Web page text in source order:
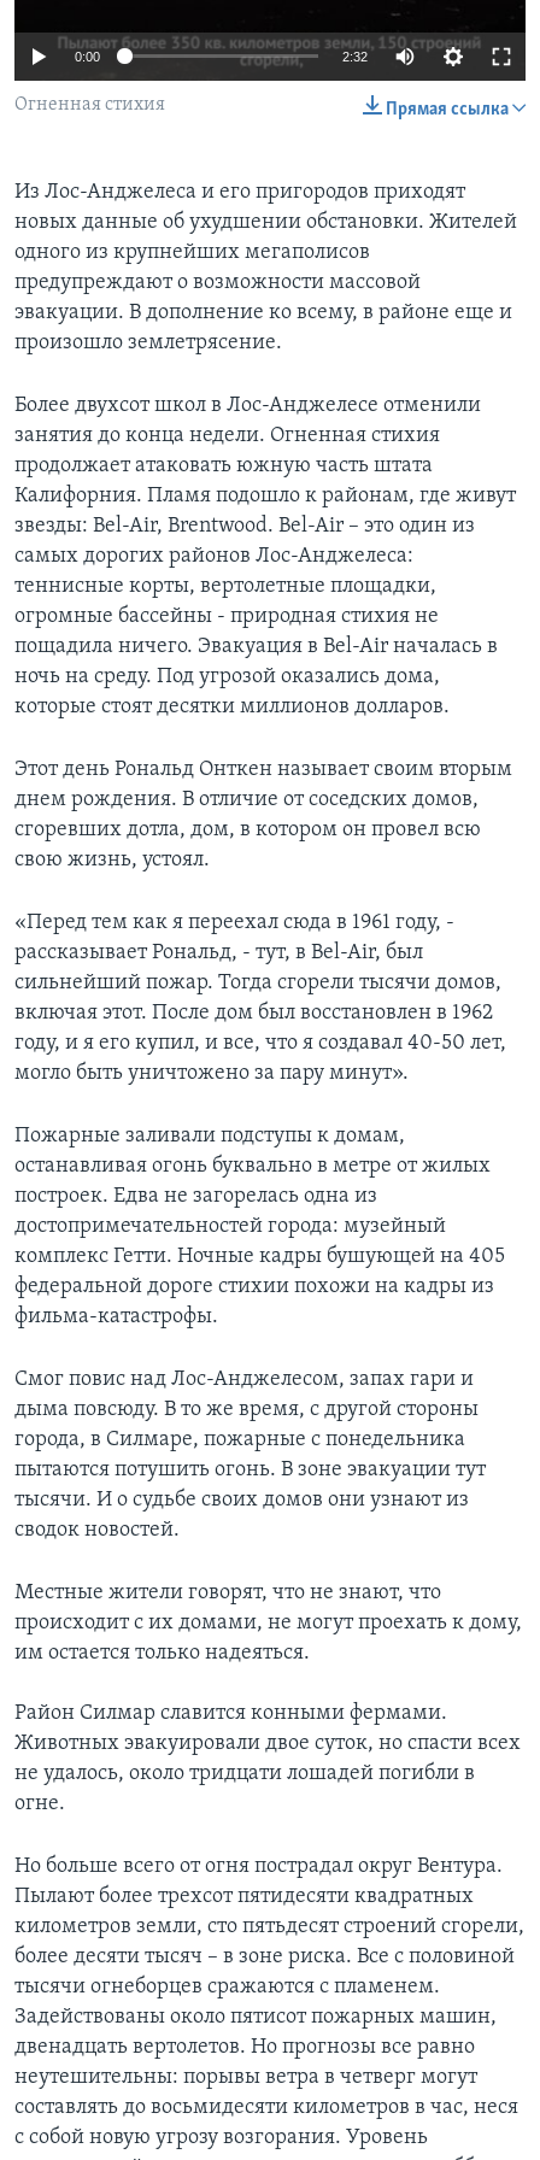
Learning English
СОЦИАЛЬНЫЕ СЕТИ
Языки
0:00 2:32
Прямая ссылка
Огненная стихия
Из Лос-Анджелеса и его пригородов приходят
новых данные об ухудшении обстановки. Жителей
одного из крупнейших мегаполисов
предупреждают о возможности массовой
эвакуации. В дополнение ко всему, в районе еще и
произошло землетрясение.
Более двухсот школ в Лос-Анджелесе отменили
занятия до конца недели. Огненная стихия
продолжает атаковать южную часть штата
Калифорния. Пламя подошло к районам, где живут
звезды: Bel-Air, Brentwood. Bel-Air – это один из
самых дорогих районов Лос-Анджелеса:
теннисные корты, вертолетные площадки,
огромные бассейны - природная стихия не
пощадила ничего. Эвакуация в Bel-Air началась в
ночь на среду. Под угрозой оказались дома,
которые стоят десятки миллионов долларов.
Этот день Рональд Онткен называет своим вторым
днем рождения. В отличие от соседских домов,
сгоревших дотла, дом, в котором он провел всю
свою жизнь, устоял.
«Перед тем как я переехал сюда в 1961 году, -
рассказывает Рональд, - тут, в Bel-Air, был
сильнейший пожар. Тогда сгорели тысячи домов,
включая этот. После дом был восстановлен в 1962
году, и я его купил, и все, что я создавал 40-50 лет,
могло быть уничтожено за пару минут».
Пожарные заливали подступы к домам,
останавливая огонь буквально в метре от жилых
построек. Едва не загорелась одна из
достопримечательностей города: музейный
комплекс Гетти. Ночные кадры бушующей на 405
федеральной дороге стихии похожи на кадры из
фильма-катастрофы.
Смог повис над Лос-Анджелесом, запах гари и
дыма повсюду. В то же время, с другой стороны
города, в Силмаре, пожарные с понедельника
пытаются потушить огонь. В зоне эвакуации тут
тысячи. И о судьбе своих домов они узнают из
сводок новостей.
Местные жители говорят, что не знают, что
происходит с их домами, не могут проехать к дому,
им остается только надеяться.
Район Силмар славится конными фермами.
Животных эвакуировали двое суток, но спасти всех
не удалось, около тридцати лошадей погибли в
огне.
Но больше всего от огня пострадал округ Вентура.
Пылают более трехсот пятидесяти квадратных
километров земли, сто пятьдесят строений сгорели,
более десяти тысяч – в зоне риска. Все с половиной
тысячи огнеборцев сражаются с пламенем.
Задействованы около пятисот пожарных машин,
двенадцать вертолетов. Но прогнозы все равно
неутешительны: порывы ветра в четверг могут
составлять до восьмидесяти километров в час, неся
с собой новую угрозу возгорания. Уровень